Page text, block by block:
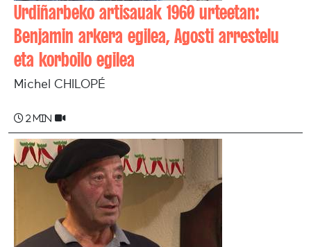
Urdiñarbeko artisauak 1960 urteetan:
Benjamin arkera egilea, Agosti arrestelu
eta korboilo egilea
Michel CHILOPÉ
2 min